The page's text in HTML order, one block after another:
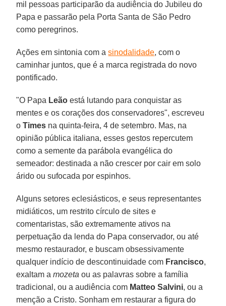
mil pessoas participarão da audiência do Jubileu do
Papa e passarão pela Porta Santa de São Pedro
como peregrinos.
Ações em sintonia com asinodalidade, com o
caminhar juntos, que é a marca registrada do novo
pontificado.
"O Papa Leão está lutando para conquistar as
mentes e os corações dos conservadores", escreveu
oTimes na quinta-feira, 4 de setembro. Mas, na
opinião pública italiana, esses gestos repercutem
como a semente da parábola evangélica do
semeador: destinada a não crescer por cair em solo
árido ou sufocada por espinhos.
Alguns setores eclesiásticos, e seus representantes
midiáticos, um restrito círculo de sites e
comentaristas, são extremamente ativos na
perpetuação da lenda do Papa conservador, ou até
mesmo restaurador, e buscam obsessivamente
qualquer indício de descontinuidade com Francisco,
exaltam amozeta ou as palavras sobre a família
tradicional, ou a audiência com Matteo Salvini, ou a
menção a Cristo. Sonham em restaurar a figura do